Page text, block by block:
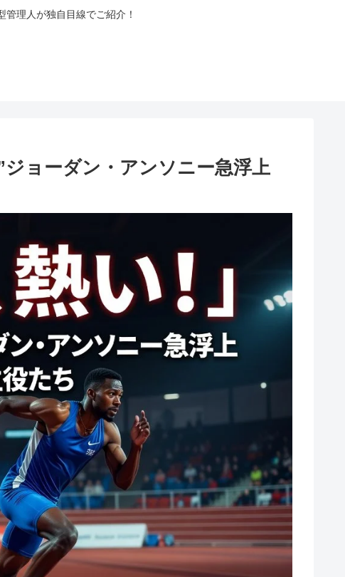
理人が独自目線でご紹介！
ジョーダン・アンソニー急浮上